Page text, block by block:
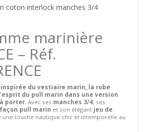
coton interlock manches 3/4
marinière
– Réf.
du vestiaire marin, la robe
du pull marin dans une version
porter. Avec ses manches 3/4, ses
pull marin et son élégant jeu de
une touche nautique chic et intemporelle au